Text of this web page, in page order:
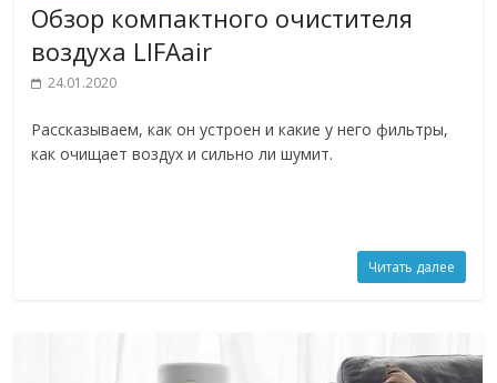
Обзор компактного очистителя
воздуха LIFAair
24.01.2020
Рассказываем, как он устроен и какие у него фильтры,
как очищает воздух и сильно ли шумит.
Читать далее